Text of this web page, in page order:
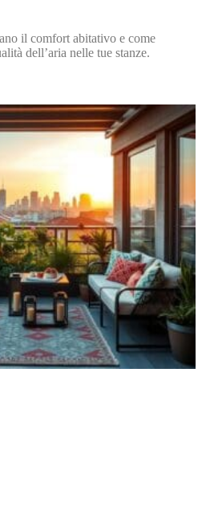
il comfort abitativo e come
dell’aria nelle tue stanze.